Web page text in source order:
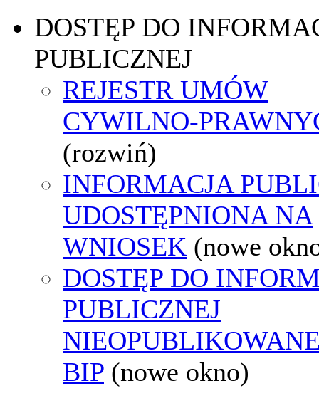
DOSTĘP DO
PUBLICZNEJ
REJESTR UMÓW
CYWILNO-
(rozwiń)
INFORMACJA
UDOSTĘPNIONA NA
WNIOSEK (nowe
DOSTĘP DO
PUBLICZNEJ
BIP (nowe okno)